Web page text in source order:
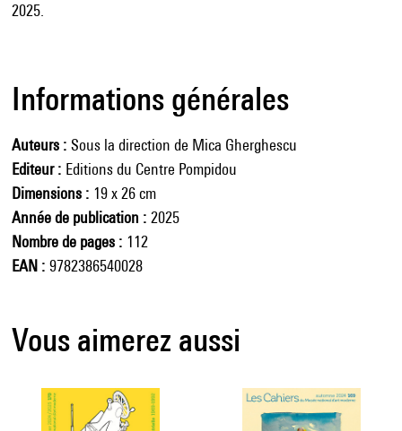
2025.
Informations générales
Auteurs
Sous la direction de Mica Gherghescu
Editeur
Editions du Centre Pompidou
Dimensions
19 x 26 cm
Année de publication
2025
Nombre de pages
112
EAN
9782386540028
Vous aimerez aussi